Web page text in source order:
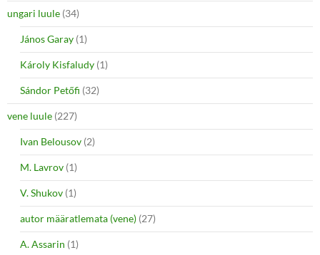
ungari luule (34)
János Garay (1)
Károly Kisfaludy (1)
Sándor Petőfi (32)
vene luule (227)
Ivan Belousov (2)
M. Lavrov (1)
V. Shukov (1)
autor määratlemata (vene) (27)
A. Assarin (1)